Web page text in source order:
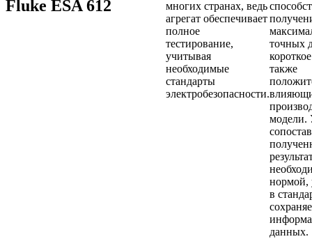
Fluke ESA 612
многих странах, ведь
агрегат обеспечивает
полное
тестирование,
учитывая
необходимые
стандарты
электробезопасности.
точных
также
модели.
нормой,
в
данных.